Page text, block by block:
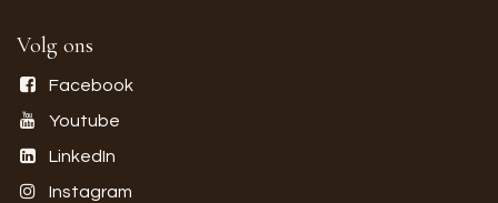
Volg ons
Facebook
Youtube
LinkedIn
Instagram